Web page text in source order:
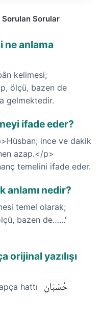
Sorulan Sorular
ne anlama
kelimesi;
ölçü, bazen de
gelmektedir.
ifade eder?
ince ve dakik
azap.</p>
temelini ifade eder.
anlamı nedir?
temel olarak;
bazen de…...'
orijinal yazılışı
hattı حُسْبَان